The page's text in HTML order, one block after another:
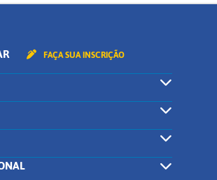
FAÇA SUA INSCRIÇÃO